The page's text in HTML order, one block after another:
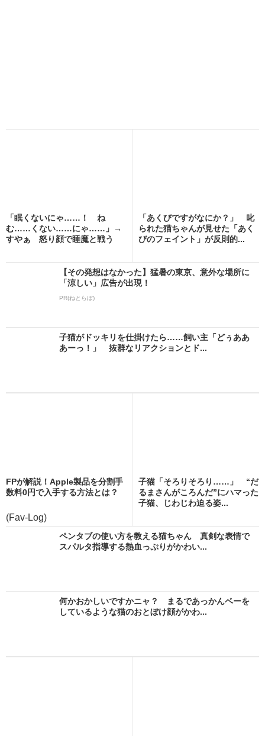
「眠くないにゃ……！ ね
む……くない……にゃ……」→
すやぁ 怒り顔で睡魔と戦う
「あくびですがなにか？」 叱
られた猫ちゃんが見せた「あく
びのフェイント」が反則的...
【その発想はなかった】猛暑の東京、意外な場所に
「涼しい」広告が出現！
PR(ねとらぼ)
子猫がドッキリを仕掛けたら……飼い主「どぅああ
あーっ！」 抜群なリアクションとド...
FPが解説！Apple製品を分割手
数料0円で入手する方法とは？
(Fav-Log)
子猫「そろりそろり……」 “だ
るまさんがころんだ”にハマった
子猫、じわじわ迫る姿...
ペンタブの使い方を教える猫ちゃん 真剣な表情で
スパルタ指導する熱血っぷりがかわい...
何かおかしいですかニャ？ まるであっかんベーを
しているような猫のおとぼけ顔がかわ...